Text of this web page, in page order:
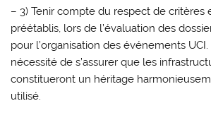
– 3) Tenir compte du respect de critères
préétablis, lors de l’évaluation des
pour l’organisation des événements
nécessité de s’assurer que les
constitueront un héritage
utilisé.